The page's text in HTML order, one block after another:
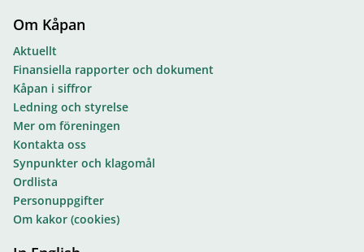
Om Kåpan
Aktuellt
Finansiella rapporter och dokument
Kåpan i siffror
Ledning och styrelse
Mer om föreningen
Kontakta oss
Synpunkter och klagomål
Ordlista
Personuppgifter
Om kakor (cookies)